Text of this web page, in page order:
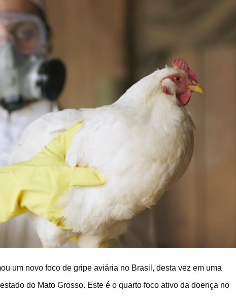
um novo foco de gripe aviária no Brasil, desta vez em uma
do Mato Grosso. Este é o quarto foco ativo da doença no